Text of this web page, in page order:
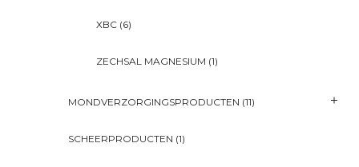
XBC (6)
ZECHSAL MAGNESIUM (1)
MONDVERZORGINGSPRODUCTEN (11)
SCHEERPRODUCTEN (1)